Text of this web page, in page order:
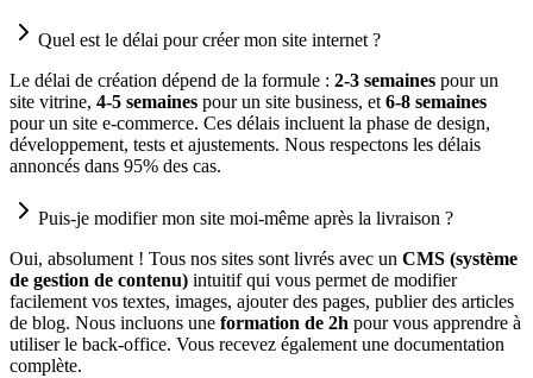
Quel est le délai pour créer mon site internet ?
Le délai de création dépend de la formule : 2-3 semaines pour un
site vitrine, 4-5 semaines pour un site business, et 6-8 semaines
pour un site e-commerce. Ces délais incluent la phase de design,
développement, tests et ajustements. Nous respectons les délais
annoncés dans 95% des cas.
Puis-je modifier mon site moi-même après la livraison ?
Oui, absolument ! Tous nos sites sont livrés avec un CMS (système
de gestion de contenu) intuitif qui vous permet de modifier
facilement vos textes, images, ajouter des pages, publier des articles
de blog. Nous incluons une formation de 2h pour vous apprendre à
utiliser le back-office. Vous recevez également une documentation
complète.